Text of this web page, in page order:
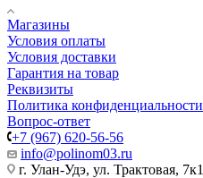
Магазины
Условия оплаты
Условия доставки
Гарантия на товар
Реквизиты
Политика конфиденциальности
Вопрос-ответ
+7 (967) 620-56-56
info@polinom03.ru
г. Улан-Удэ, ул. Трактовая, 7к1